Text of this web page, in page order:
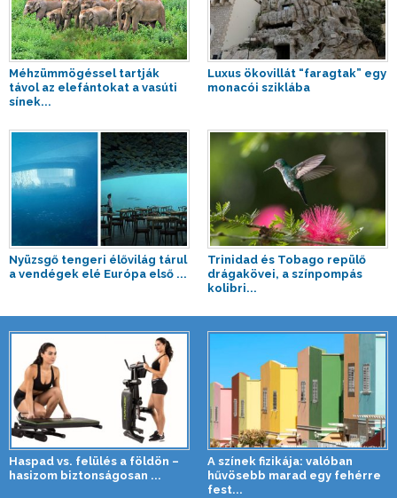
Méhzümmögéssel tartják
távol az elefántokat a vasúti
sínek...
Luxus ökovillát “faragtak” egy
monacói sziklába
Nyüzsgő tengeri élővilág tárul
a vendégek elé Európa első ...
Trinidad és Tobago repülő
drágakövei, a színpompás
kolibri...
Haspad vs. felülés a földön –
hasizom biztonságosan ...
A színek fizikája: valóban
hűvösebb marad egy fehérre
fest...